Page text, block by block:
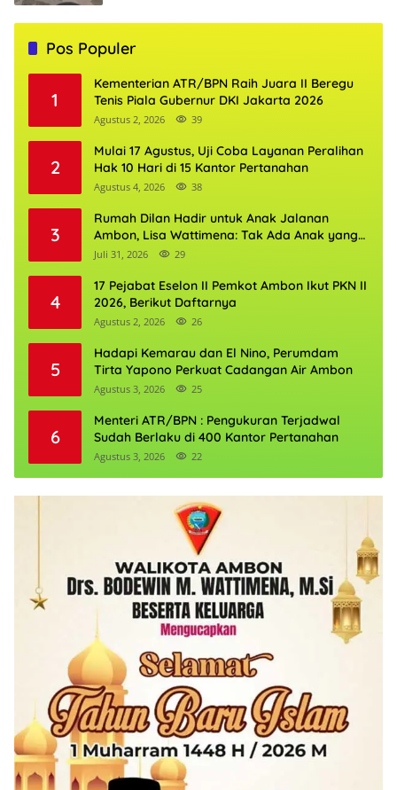
Pos Populer
1
Kementerian ATR/BPN Raih Juara II Beregu
Tenis Piala Gubernur DKI Jakarta 2026
Agustus 2, 2026 39
2
Mulai 17 Agustus, Uji Coba Layanan Peralihan
Hak 10 Hari di 15 Kantor Pertanahan
Agustus 4, 2026 38
3
Rumah Dilan Hadir untuk Anak Jalanan
Ambon, Lisa Wattimena: Tak Ada Anak yang
Boleh Kehilangan Masa Depannya
Juli 31, 2026 29
4
17 Pejabat Eselon II Pemkot Ambon Ikut PKN II
2026, Berikut Daftarnya
Agustus 2, 2026 26
5
Hadapi Kemarau dan El Nino, Perumdam
Tirta Yapono Perkuat Cadangan Air Ambon
Agustus 3, 2026 25
6
Menteri ATR/BPN : Pengukuran Terjadwal
Sudah Berlaku di 400 Kantor Pertanahan
Agustus 3, 2026 22